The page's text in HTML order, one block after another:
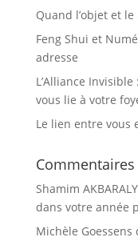
Quand l’objet et
Feng Shui et
adresse
L’Alliance
vous lie à votre
Le lien entre vous
Shamim AKBARALY
dans votre année
Michèle Goessens